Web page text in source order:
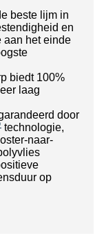
beste lijm in
en
aan het einde
biedt 100%
laag
door
technologie,
naar-
op